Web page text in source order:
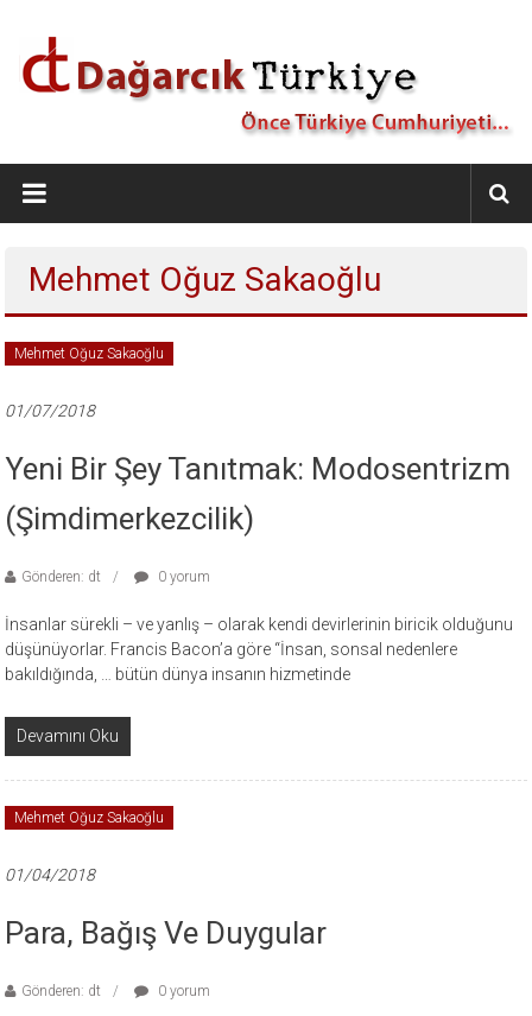
Dağarcık
Türkiye
Türkiye
Cumhuriyeti…
Mehmet Oğuz Sakaoğlu
Mehmet Oğuz Sakaoğlu
01/07/2018
Yeni Bir Şey Tanıtmak: Modosentrizm
(Şimdimerkezcilik)
Gönderen: dt 0 yorum
İnsanlar sürekli – ve yanlış – olarak kendi devirlerinin biricik olduğunu
düşünüyorlar. Francis Bacon’a göre “İnsan, sonsal nedenlere
bakıldığında, … bütün dünya insanın hizmetinde
Devamını Oku
Mehmet Oğuz Sakaoğlu
01/04/2018
Para, Bağış Ve Duygular
Gönderen: dt 0 yorum